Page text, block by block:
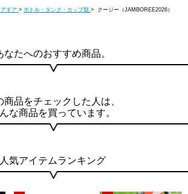
ギア > ボトル・タンク・カップ類 > クージー（JAMBOREE2026）
なたへのおすすめ商品。
商品をチェックした人は、
な商品を買っています。
人気アイテムランキング